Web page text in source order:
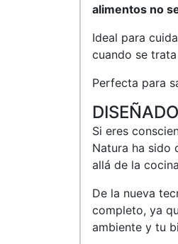
alimentos no
Ideal para
cuando se
Perfecta para
Si eres
Natura ha sido
allá de la
De la nueva
completo, ya
ambiente y tu